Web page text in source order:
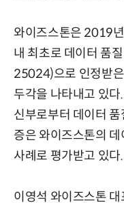
와이즈스톤은 2019
내 최초로 데이터 품
25024)으로 인정받
두각을 나타내고 있
신부로부터 데이터
증은 와이즈스톤의
사례로 평가받고 있다.
이영석 와이즈스톤